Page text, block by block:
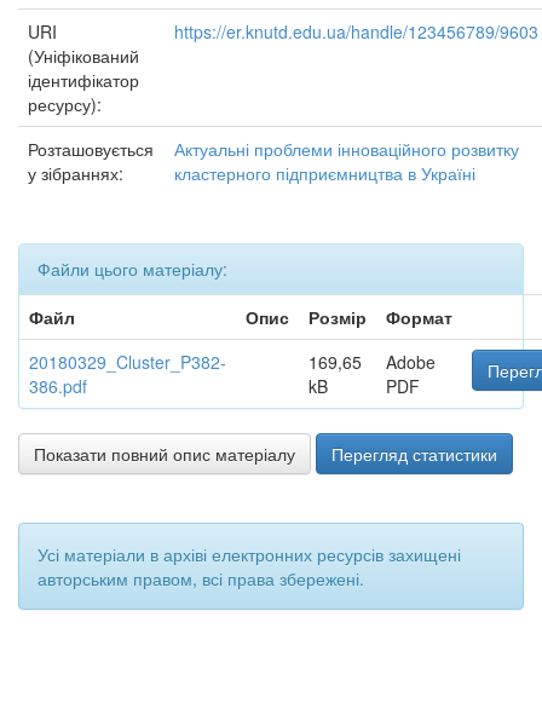
URI
(Уніфікований
ідентифікатор
ресурсу):
https://er.knutd.edu.ua/handle/123456789/9603
Розташовується
у зібраннях:
Актуальні проблеми інноваційного розвитку
кластерного підприємництва в Україні
Файли цього матеріалу:
Файл
Опис Розмір
Формат
20180329_Cluster_P382-
386.pdf
169,65
kB
Adobe
PDF
Показати повний опис матеріалу Перегляд статистики
Усі матеріали в архіві електронних ресурсів захищені
авторським правом, всі права збережені.